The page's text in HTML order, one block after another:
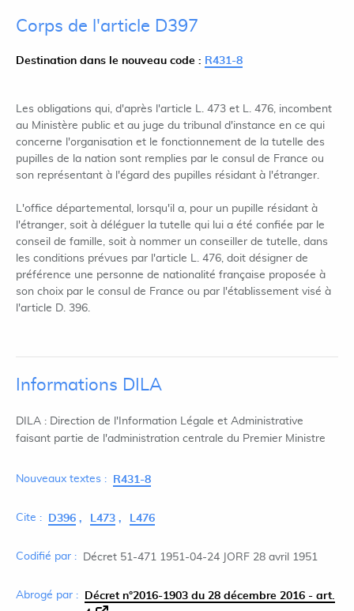
Corps de l'article D397
Destination dans le nouveau code : R431-8
Les obligations qui, d'après l'article L. 473 et L. 476, incombent
au Ministère public et au juge du tribunal d'instance en ce qui
concerne l'organisation et le fonctionnement de la tutelle des
pupilles de la nation sont remplies par le consul de France ou
son représentant à l'égard des pupilles résidant à l'étranger.
L'office départemental, lorsqu'il a, pour un pupille résidant à
l'étranger, soit à déléguer la tutelle qui lui a été confiée par le
conseil de famille, soit à nommer un conseiller de tutelle, dans
les conditions prévues par l'article L. 476, doit désigner de
préférence une personne de nationalité française proposée à
son choix par le consul de France ou par l'établissement visé à
l'article D. 396.
Informations DILA
DILA : Direction de l'Information Légale et Administrative
faisant partie de l'administration centrale du Premier Ministre
Nouveaux textes : R431-8
Cite : D396 L473 L476
Codifié par : Décret 51-471 1951-04-24 JORF 28 avril 1951
Abrogé par :
Décret n°2016-1903 du 28 décembre 2016 - art.